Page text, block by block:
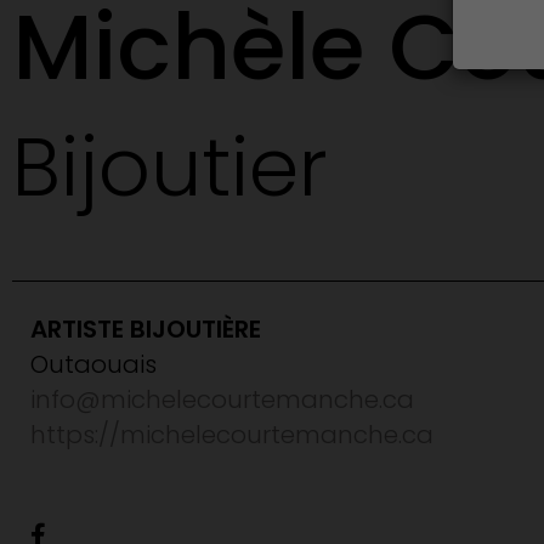
Michèle
Bijoutier
ARTISTE BIJOUTIÈRE
Outaouais